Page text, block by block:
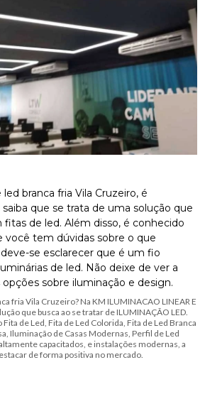
branca fria Vila Cruzeiro, é
que se trata de uma solução que
de led. Além disso, é conhecido
você tem dúvidas sobre o que
se esclarecer que é um fio
de led. Não deixe de ver a
sobre iluminação e design.
fria Vila Cruzeiro? Na KM ILUMINACAO LINEAR E
que busca ao se tratar de ILUMINAÇÃO LED.
de Led, Fita de Led Colorida, Fita de Led Branca
Iluminação de Casas Modernas, Perfil de Led
capacitados, e instalações modernas, a
de forma positiva no mercado.